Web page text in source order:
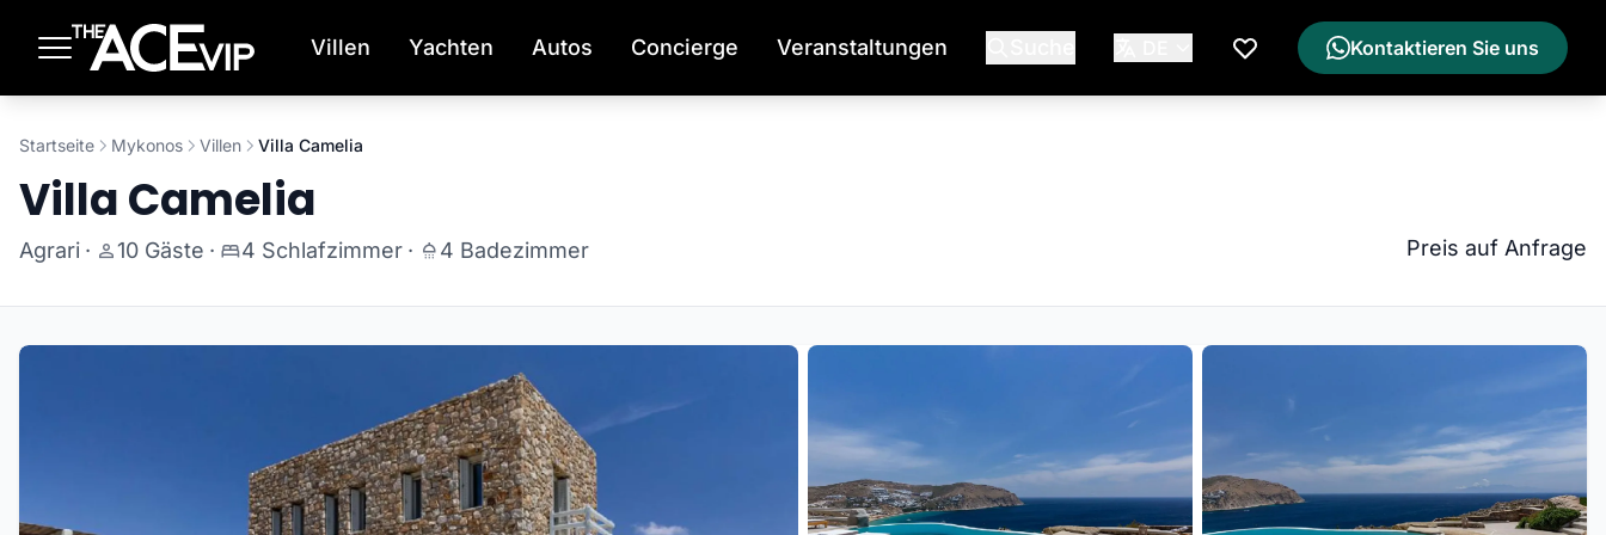
Villen Yachten Autos Concierge Veranstaltungen
Meine Wunschliste
Kontaktieren Sie uns
Startseite Mykonos Villen Villa Camelia
Villa Camelia
Agrari · 10 Gäste · 4 Schlafzimmer · 4 Badezimmer Preis auf Anfrage